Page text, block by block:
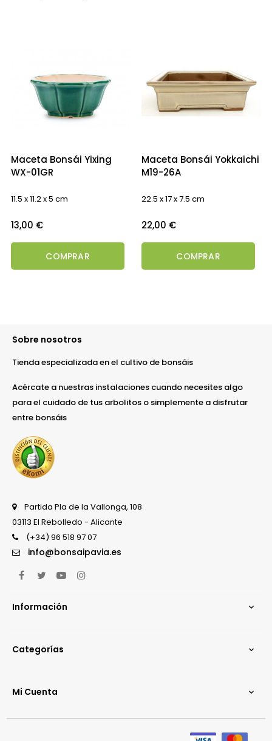
Maceta Bonsái Yixing
WX-01GR
11.5 x 11.2 x 5 cm
Precio
13,00 €
COMPRAR
Maceta Bonsái Yokkaichi
M19-26A
22.5 x 17 x 7.5 cm
Precio
22,00 €
COMPRAR
Sobre nosotros
Tienda especializada en el cultivo de bonsáis
Acércate a nuestras instalaciones cuando necesites algo
para el cuidado de tus arbolitos o simplemente a disfrutar
entre bonsáis
Partida Pla de la Vallonga, 108
03113 El Rebolledo - Alicante
(+34) 96 518 97 07
info@bonsaipavia.es
FacebookTwitterYouTube
Información 
Categorías 
Mi Cuenta 